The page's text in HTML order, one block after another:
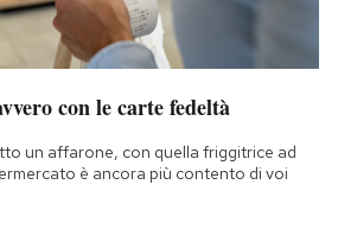
con le carte fedeltà
un affarone, con quella friggitrice ad
è ancora più contento di voi